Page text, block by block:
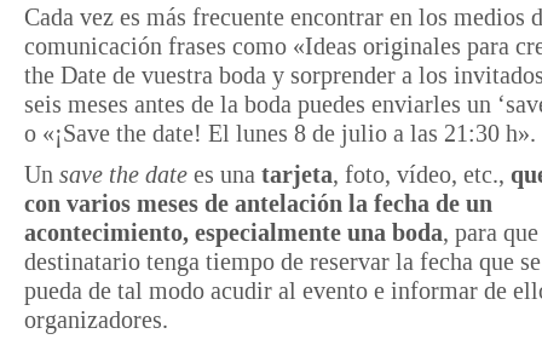
Cada vez es más frecuente encontrar en los medios
comunicación frases como «Ideas originales para
the Date de vuestra boda y sorprender a los
seis meses antes de la boda puedes enviarles un
o «¡Save the date! El lunes 8 de julio a las 21:30 h».
Un save the date es una tarjeta, foto, vídeo, etc.,
con varios meses de antelación la fecha de un
acontecimiento, especialmente una boda, para
destinatario tenga tiempo de reservar la fecha que
pueda de tal modo acudir al evento e informar de
organizadores.